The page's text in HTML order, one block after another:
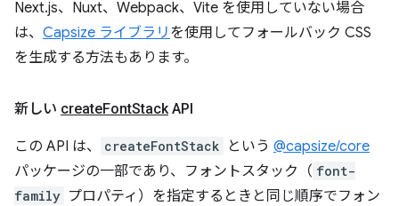
Next.js、Nuxt、Webpack、Vite を使用していない場合
は、 Capsize ライブラリ を使用してフォールバック CSS
を生成する方法もあります。
新しい createFontStackAPI
この API は、 createFontStack という @capsize/core
パッケージの一部であり、フォントスタック（ font-
family プロパティ）を指定するときと同じ順序でフォン